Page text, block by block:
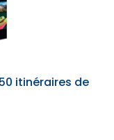
itinéraires de